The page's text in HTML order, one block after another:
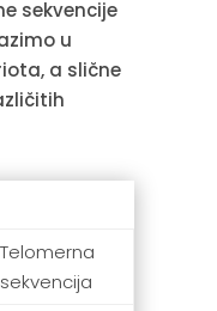
sekvencije
u
a slične
Telomerna
sekvencija